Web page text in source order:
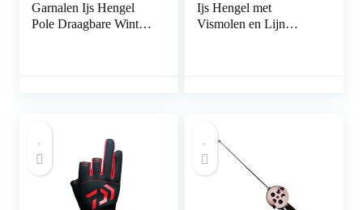
Garnalen Ijs Hengel
Pole Draagbare Winter
Ijs Hengel met
Vismolen en Lijn